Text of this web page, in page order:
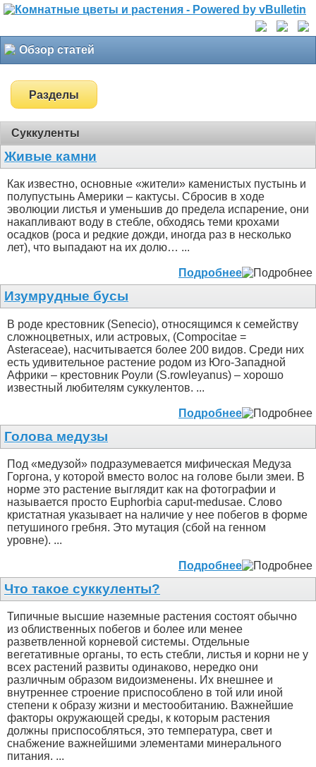
Обзор статей
Разделы
Суккуленты
Живые камни
Как известно, основные «жители» каменистых пустынь и
полупустынь Америки – кактусы. Сбросив в ходе
эволюции листья и уменьшив до предела испарение, они
накапливают воду в стебле, обходясь теми крохами
осадков (роса и редкие дожди, иногда раз в несколько
лет), что выпадают на их долю… ...
Подробнее
Изумрудные бусы
В роде крестовник (Senecio), относящимся к семейству
сложноцветных, или астровых, (Compocitae =
Asteraceae), насчитывается более 200 видов. Среди них
есть удивительное растение родом из Юго-Западной
Африки – крестовник Роули (S.rowleyanus) – хорошо
известный любителям суккулентов. ...
Подробнее
Голова медузы
Под «медузой» подразумевается мифическая Медуза
Горгона, у которой вместо волос на голове были змеи. В
норме это растение выглядит как на фотографии и
называется просто Euphorbia caput-medusae. Слово
кристатная указывает на наличие у нее побегов в форме
петушиного гребня. Это мутация (сбой на генном
уровне). ...
Подробнее
Что такое суккуленты?
Типичные высшие наземные растения состоят обычно
из облиственных побегов и более или менее
разветвленной корневой системы. Отдельные
вегетативные органы, то есть стебли, листья и корни не у
всех растений развиты одинаково, нередко они
различным образом видоизменены. Их внешнее и
внутреннее строение приспособлено в той или иной
степени к образу жизни и местообитанию. Важнейшие
факторы окружающей среды, к которым растения
должны приспособляться, это температура, свет и
снабжение важнейшими элементами минерального
питания. ...